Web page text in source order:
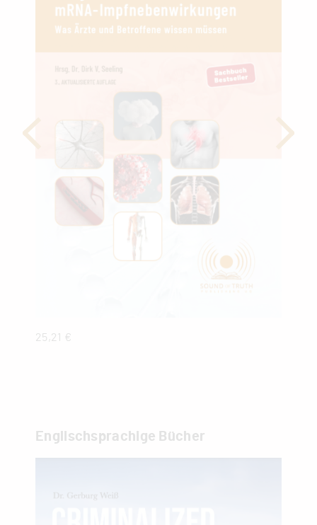
25,21 €
Englischsprachige Bücher